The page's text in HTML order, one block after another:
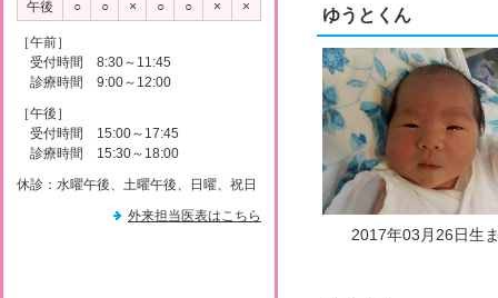
ゆうとくん
2017年03月26日生
午後 ○ ○ × ○ ○ × ×
［午前］
受付時間 8:30～11:45
診療時間 9:00～12:00
［午後］
受付時間 15:00～17:45
診療時間 15:30～18:00
休診：水曜午後、土曜午後、日曜、祝日
外来担当医表はこちら